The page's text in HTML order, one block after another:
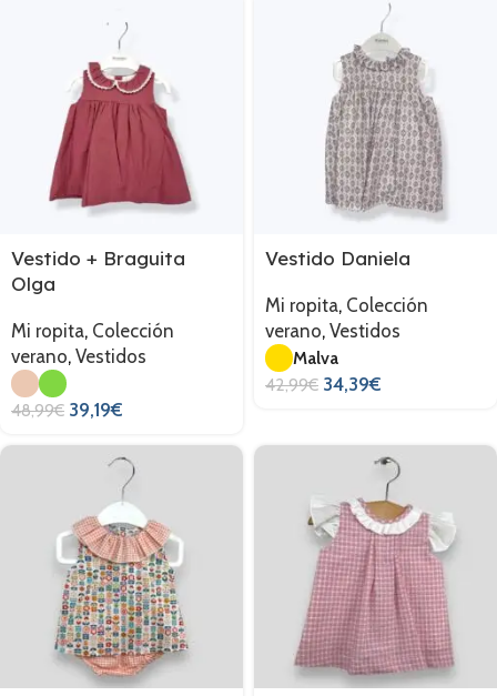
Vestido + Braguita
Olga
Mi ropita, Colección
verano, Vestidos
48,99€ 39,19€
Vestido Daniela
Mi ropita, Colección
verano, Vestidos
Malva
42,99€ 34,39€